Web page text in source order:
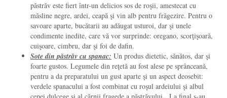
păstrăv este fiert într-un delicios sos de roşii, amestecat cu
măsline negre, ardei, ceapă şi vin alb pentru frăgezire. Pentru o
savoare aparte, bucătarii au adăugat usturoi, dar şi unele
condimente inedite, care vă vor surprinde: oregano, scorţişoară,
cuişoare, cimbru, dar şi foi de dafin.
Sote din păstrăv cu spanac: Un produs dietetic, sănătos, dar şi
foarte gustos. Legumele din reţetă au fost alese pe sprânceană,
pentru a da preparatului un gust aparte şi un aspect deosebit:
verdele spanacului a fost combinat cu roşul ardeiului şi albul